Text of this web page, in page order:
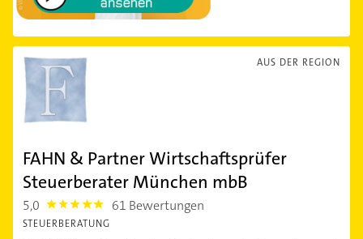
AUS DER REGION
FAHN & Partner Wirtschaftsprüfer
Steuerberater München mbB
5,0 5.0 61 Bewertungen
STEUERBERATUNG